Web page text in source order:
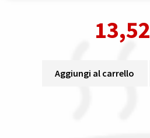
13,52
Aggiungi al carrello